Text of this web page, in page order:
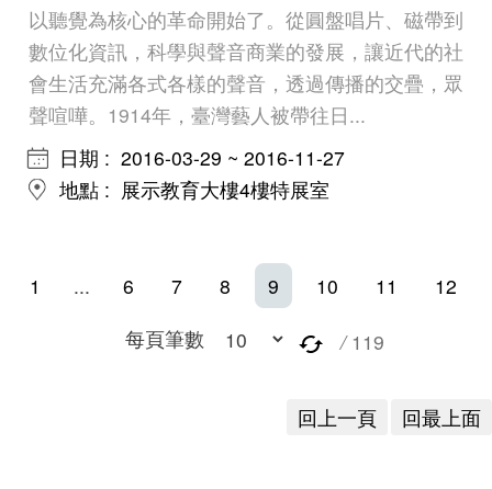
以聽覺為核心的革命開始了。從圓盤唱片、磁帶到
數位化資訊，科學與聲音商業的發展，讓近代的社
會生活充滿各式各樣的聲音，透過傳播的交疊，眾
聲喧嘩。1914年，臺灣藝人被帶往日...
日期
2016-03-29 ~ 2016-11-27
地點
展示教育大樓4樓特展室
1 ... 6 7 8 9 10 11
12
每頁筆數
/ 119
回上一頁 回最上面